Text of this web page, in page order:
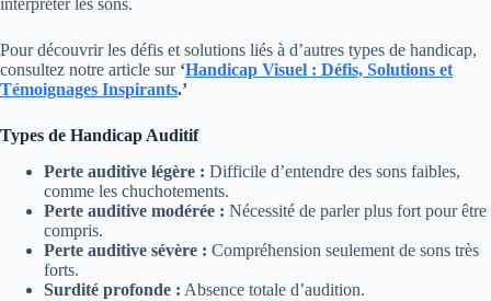
interpréter les sons.
Pour découvrir les défis et solutions liés à d’autres types de handicap,
consultez notre article sur ‘Handicap Visuel : Défis, Solutions et
Témoignages Inspirants.’
Types de Handicap Auditif
Perte auditive légère : Difficile d’entendre des sons faibles,
comme les chuchotements.
Perte auditive modérée : Nécessité de parler plus fort pour être
compris.
Perte auditive sévère : Compréhension seulement de sons très
forts.
Surdité profonde : Absence totale d’audition.